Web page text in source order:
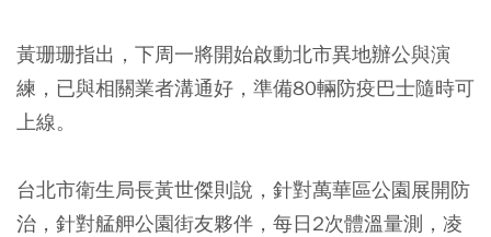
黃珊珊指出， 下周一將開始啟動北市異地辦公與演
練 ，已與相關業者溝通好，準備80輛防疫巴士隨時可
上線。
台北市衛生局長黃世傑則說，針對萬華區公園展開防
治，針對艋舺公園街友夥伴，每日2次體溫量測，凌